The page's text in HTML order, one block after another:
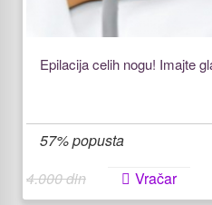
Epilacija celih nogu! Imajte
57% popusta
4.000 din Vračar